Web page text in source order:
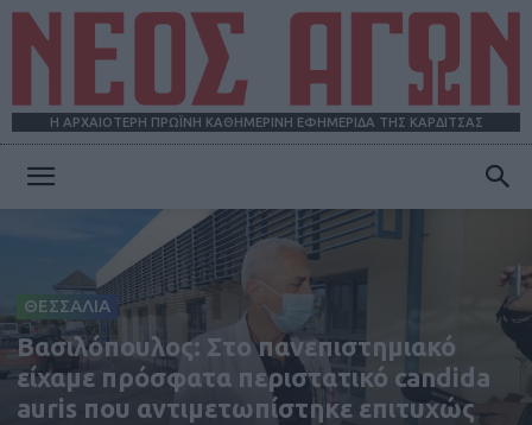
Η ΑΡΧΑΙΟΤΕΡΗ ΠΡΩΪΝΗ ΚΑΘΗΜΕΡΙΝΗ ΕΦΗΜΕΡΙΔΑ ΤΗΣ ΚΑΡΔΙΤΣΑΣ
ΑΓΩΝ
ΘΕΣΣΑΛΙΑ
Βασιλόπουλος: Στο πανεπιστημιακό
είχαμε πρόσφατα περιστατικό candida
auris που αντιμετωπίστηκε επιτυχώς